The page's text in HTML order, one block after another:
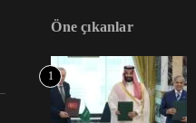
Öne çıkanlar
1